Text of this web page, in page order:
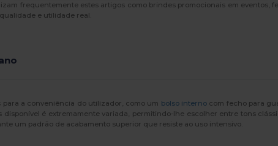
frequentemente estes artigos como brindes promocionais em eventos,
e utilidade real.
a conveniência do utilizador, como um bolso interno com fecho para
é extremamente variada, permitindo-lhe escolher entre tons
um padrão de acabamento superior que resiste ao uso intensivo.